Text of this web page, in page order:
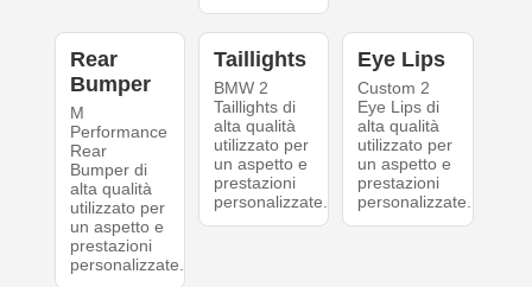
Rear
Bumper
M
Performance
Rear
Bumper di
alta qualità
utilizzato per
un aspetto e
prestazioni
personalizzate.
Taillights
BMW 2
Taillights di
alta qualità
utilizzato per
un aspetto e
prestazioni
personalizzate.
Eye Lips
Custom 2
Eye Lips di
alta qualità
utilizzato per
un aspetto e
prestazioni
personalizzate.